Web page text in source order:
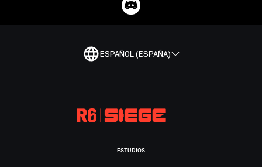
ESPAÑOL (ESPAÑA)
ESTUDIOS